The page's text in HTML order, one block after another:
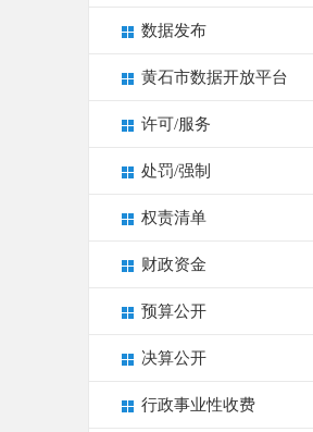
数据发布
黄石市数据开放平台
许可/服务
处罚/强制
权责清单
财政资金
预算公开
决算公开
行政事业性收费